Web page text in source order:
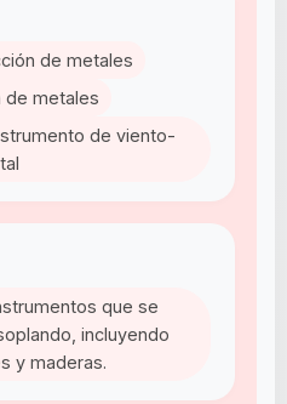
de metales
de metales
de viento-
que se
incluyendo
y maderas.